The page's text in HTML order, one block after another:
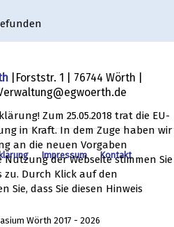
|Forststr. 1 | 76744 Wörth |
Impressum
Kontakt
Wörth 2017 - 2026
Zum 25.05.2018 trat die EU-
in Kraft. In dem Zuge haben wir
an die neuen Vorgaben
der Webseite stimmen Sie
zu. Durch Klick auf den
Sie, dass Sie diesen Hinweis